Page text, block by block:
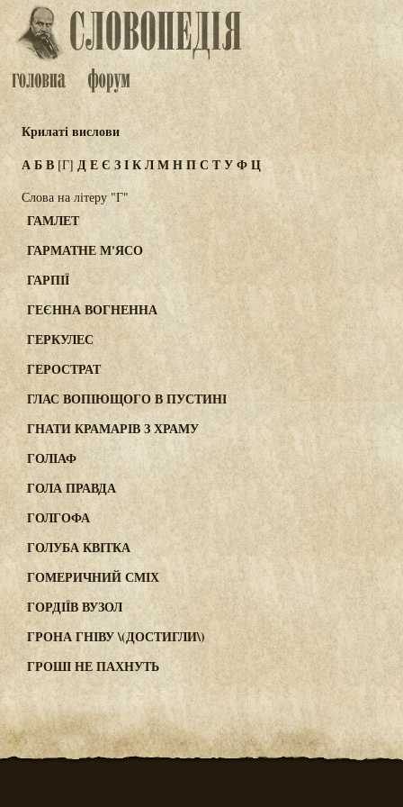
Крилаті вислови
АБВ[Г] ДЕЄ ЗІКЛМНПС ТУФЦ
Слова на літеру "Г"
ГАМЛЕТ
ГАРМАТНЕ М'ЯСО
ГАРПІЇ
ГЕЄННА ВОГНЕННА
ГЕРКУЛЕС
ГЕРОСТРАТ
ГЛАС ВОПІЮЩОГО В ПУСТИНІ
ГНАТИ КРАМАРІВ З ХРАМУ
ГОЛІАФ
ГОЛА ПРАВДА
ГОЛГОФА
ГОЛУБА КВІТКА
ГОМЕРИЧНИЙ СМІХ
ГОРДІЇВ ВУЗОЛ
ГРОНА ГНІВУ \(ДОСТИГЛИ\)
ГРОШІ НЕ ПАХНУТЬ